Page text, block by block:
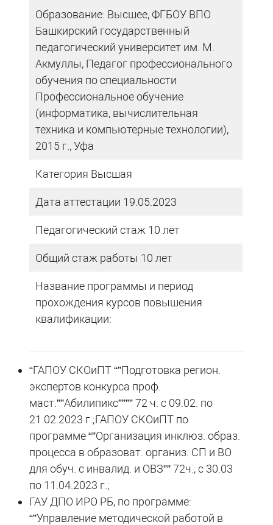
Образование: Высшее, ФГБОУ ВПО
Башкирский государственный
педагогический университет им. М.
Акмуллы, Педагог профессионального
обучения по специальности
Профессиональное обучение
(информатика, вычислительная
техника и компьютерные технологии),
2015 г., Уфа
Категория Высшая
Дата аттестации 19.05.2023
Педагогический стаж 10 лет
Общий стаж работы 10 лет
Название программы и период
прохождения курсов повышения
квалификации:
“ГАПОУ СКОиПТ “”Подготовка регион.
экспертов конкурса проф.
маст.””Абилипикс”””” 72 ч. с 09.02. по
21.02.2023 г.;ГАПОУ СКОиПТ по
программе “”Организация инклюз. образ.
процесса в образоват. организ. СП и ВО
для обуч. с инвалид. и ОВЗ”” 72ч., с 30.03
по 11.04.2023 г.;
ГАУ ДПО ИРО РБ, по программе:
“”Управление методической работой в